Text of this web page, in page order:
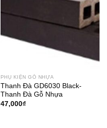
PHỤ KIỆN GỖ NHỰA
Thanh Đà GD6030 Black-
Thanh Đà Gỗ Nhựa
47,000₫